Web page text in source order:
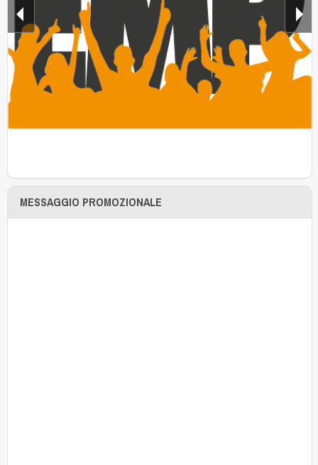
MESSAGGIO PROMOZIONALE